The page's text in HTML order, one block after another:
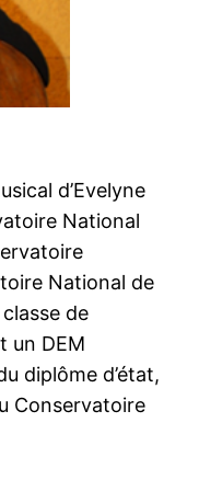
d’Evelyne
National
National de
de
un DEM
diplôme d’état,
Conservatoire